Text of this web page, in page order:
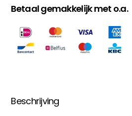
Betaal gemakkelijk met o.a.
Beschrijving